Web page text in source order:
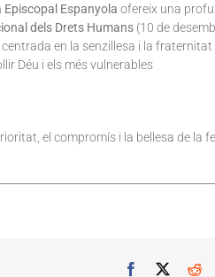
Episcopal Espanyola ofereix una
dels Drets Humans (10 de
en la senzillesa i la fraternitat
Déu i els més vulnerables
el compromís i la bellesa de la
Facebook